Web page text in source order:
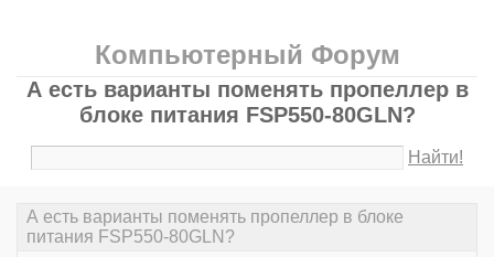
Компьютерный Форум
А есть варианты поменять пропеллер в
блоке питания FSP550-80GLN?
Найти!
А есть варианты поменять пропеллер в блоке
питания FSP550-80GLN?